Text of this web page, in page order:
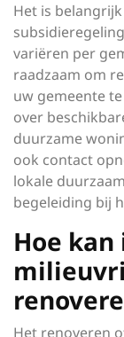
Het is
variëren per
raadzaam om
uw gemeente
over
duurzame
ook contact
lokale
begeleiding bij
Hoe
Het renoveren